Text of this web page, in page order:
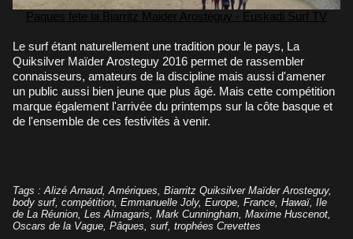
Paques fete la Biarritz Maider Arostéguy - Euskadi Surf TV
Le surf étant naturellement une tradition pour le pays, La
Quiksilver Maïder Arosteguy 2016 permet de rassembler
connaisseurs, amateurs de la discipline mais aussi d'amener
un public aussi bien jeune que plus âgé. Mais cette compétition
marque également l'arrivée du printemps sur la côte basque et
de l'ensemble de ces festivités à venir.
Tags :Alizé Arnaud,Amériques, Biarritz Quiksilver Maïder Arosteguy,
body surf, compétition, Emmanuelle Joly, Europe, France, Hawaï, Ile
de La Réunion, Les Almagaris, Mark Cunningham, Maxime Huscenot,
Oscars de la Vague, Pâques, surf, trophées Crevettes